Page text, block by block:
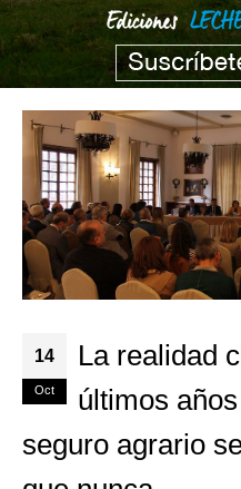
14
Oct
La realidad
últimos
seguro agrario